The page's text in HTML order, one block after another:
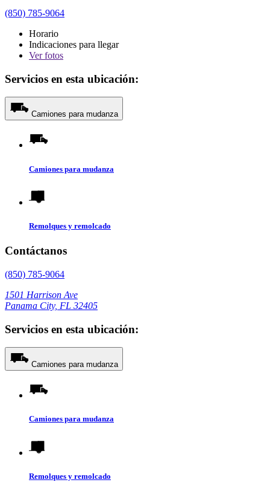
(850) 785-9064
Horario
Indicaciones para llegar
Verfotos
Servicios en esta ubicación:
Camiones para mudanza
Camiones para mudanza
Remolques y remolcado
Contáctanos
(850) 785-9064
1501 Harrison Ave
Panama City, FL 32405
Servicios en esta ubicación:
Camiones para mudanza
Camiones para mudanza
Remolques y remolcado